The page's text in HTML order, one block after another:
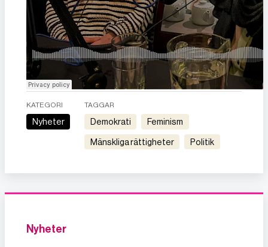
KATEGORI
Nyheter
TAGGAR
demokrati feminism
mänskliga rättigheter politik
Nyheter